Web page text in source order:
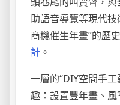
助語音導覽等現代技
商機催生年畫”的歷
計 。
一層的“DIY空間手工
趣：設置豐年畫、